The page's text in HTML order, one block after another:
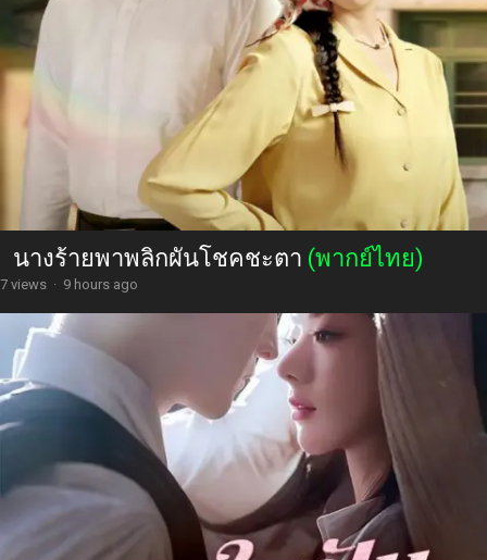
นางร้ายพาพลิกผันโชคชะตา (พากย์ไทย)
7 views · 9 hours ago